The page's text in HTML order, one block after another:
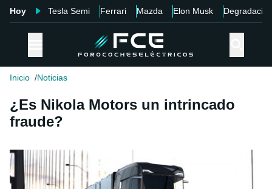
Hoy Tesla Semi Ferrari Mazda Elon Musk Degradación
Inicio Noticias
¿Es Nikola Motors un intrincado
fraude?